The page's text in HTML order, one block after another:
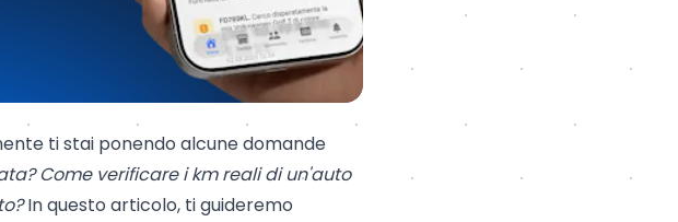
ti stai ponendo alcune domande
Come verificare i km reali di un'auto
In questo articolo, ti guideremo